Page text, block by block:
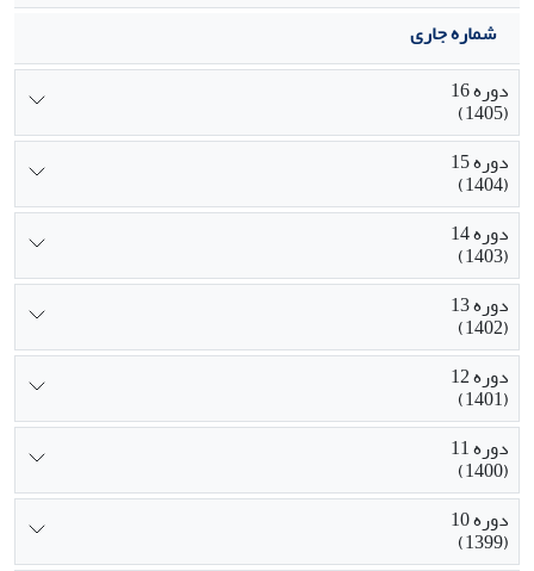
شماره جاری
دوره 16
(1405)
دوره 15
(1404)
دوره 14
(1403)
دوره 13
(1402)
دوره 12
(1401)
دوره 11
(1400)
دوره 10
(1399)